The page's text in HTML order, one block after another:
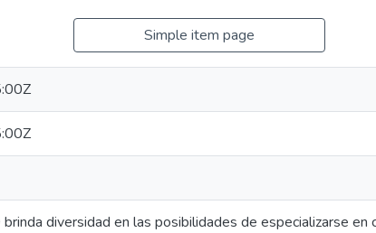
Simple item page
diversidad en las posibilidades de especializarse